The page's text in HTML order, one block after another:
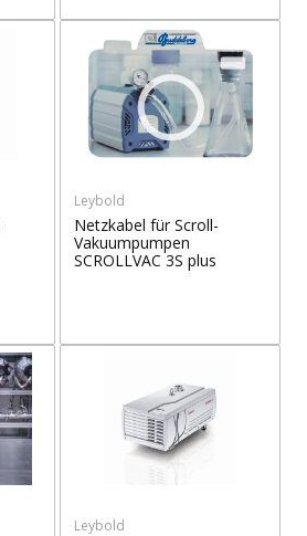
Leybold
Netzkabel für Scroll-
Vakuumpumpen
SCROLLVAC 3S plus
Leybold